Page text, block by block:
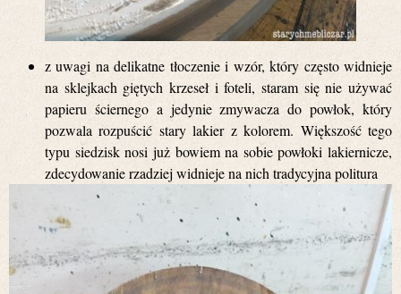
z uwagi na delikatne tłoczenie i wzór, który często widnieje
na sklejkach giętych krzeseł i foteli, staram się nie używać
papieru ściernego a jedynie zmywacza do powłok, który
pozwala rozpuścić stary lakier z kolorem. Większość tego
typu siedzisk nosi już bowiem na sobie powłoki lakiernicze,
zdecydowanie rzadziej widnieje na nich tradycyjna politura